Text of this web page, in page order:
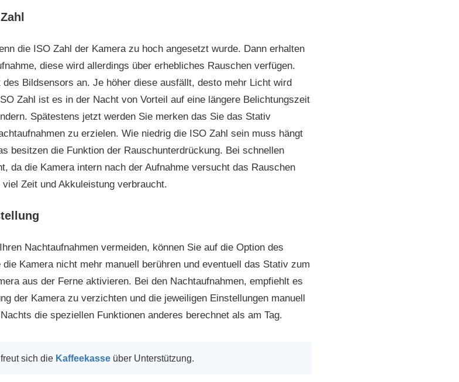
die ISO Zahl der Kamera zu hoch angesetzt wurde. Dann erhalten
diese wird allerdings über erhebliches Rauschen verfügen.
Bildsensors an. Je höher diese ausfällt, desto mehr Licht wird
Zahl ist es in der Nacht von Vorteil auf eine längere Belichtungszeit
Spätestens jetzt werden Sie merken das Sie das Stativ
zu erzielen. Wie niedrig die ISO Zahl sein muss hängt
besitzen die Funktion der Rauschunterdrückung. Bei schnellen
da die Kamera intern nach der Aufnahme versucht das Rauschen
Zeit und Akkuleistung verbraucht.
Nachtaufnahmen vermeiden, können Sie auf die Option des
Kamera nicht mehr manuell berühren und eventuell das Stativ zum
aus der Ferne aktivieren. Bei den Nachtaufnahmen, empfiehlt es
der Kamera zu verzichten und die jeweiligen Einstellungen manuell
die speziellen Funktionen anderes berechnet als am Tag.
sich die Kaffeekasseüber Unterstützung.